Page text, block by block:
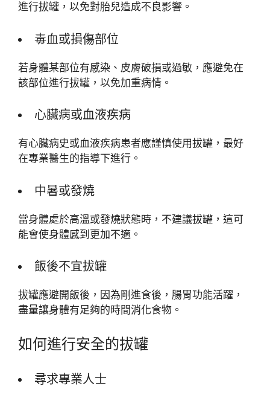
進行拔罐，以免對胎兒造成不良影響。
毒血或損傷部位
若身體某部位有感染、皮膚破損或過敏，應避免在
該部位進行拔罐，以免加重病情。
心臟病或血液疾病
有心臟病史或血液疾病患者應謹慎使用拔罐，最好
在專業醫生的指導下進行。
中暑或發燒
當身體處於高溫或發燒狀態時，不建議拔罐，這可
能會使身體感到更加不適。
飯後不宜拔罐
拔罐應避開飯後，因為剛進食後，腸胃功能活躍，
盡量讓身體有足夠的時間消化食物。
如何進行安全的拔罐
尋求專業人士